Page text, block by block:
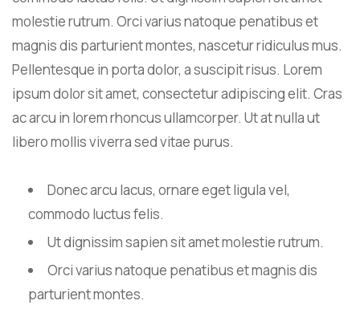
molestie rutrum. Orci varius natoque penatibus et
magnis dis parturient montes, nascetur ridiculus mus.
Pellentesque in porta dolor, a suscipit risus. Lorem
ipsum dolor sit amet, consectetur adipiscing elit. Cras
ac arcu in lorem rhoncus ullamcorper. Ut at nulla ut
libero mollis viverra sed vitae purus.
Donec arcu lacus, ornare eget ligula vel,
commodo luctus felis.
Ut dignissim sapien sit amet molestie rutrum.
Orci varius natoque penatibus et magnis dis
parturient montes.